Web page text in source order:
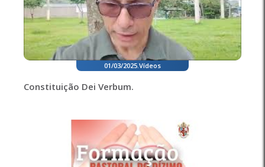
01/03/2025 Vídeos
Constituição Dei Verbum.